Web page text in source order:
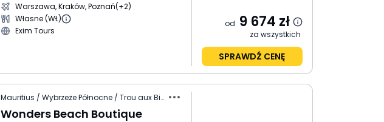
Warszawa, Kraków, Poznań(+2)
Własne (WŁ)
Exim Tours
od 9 674 zł
za wszystkich
SPRAWDŹ CENĘ
Mauritius / Wybrzeże Północne / Trou aux Biches
Wonders Beach Boutique